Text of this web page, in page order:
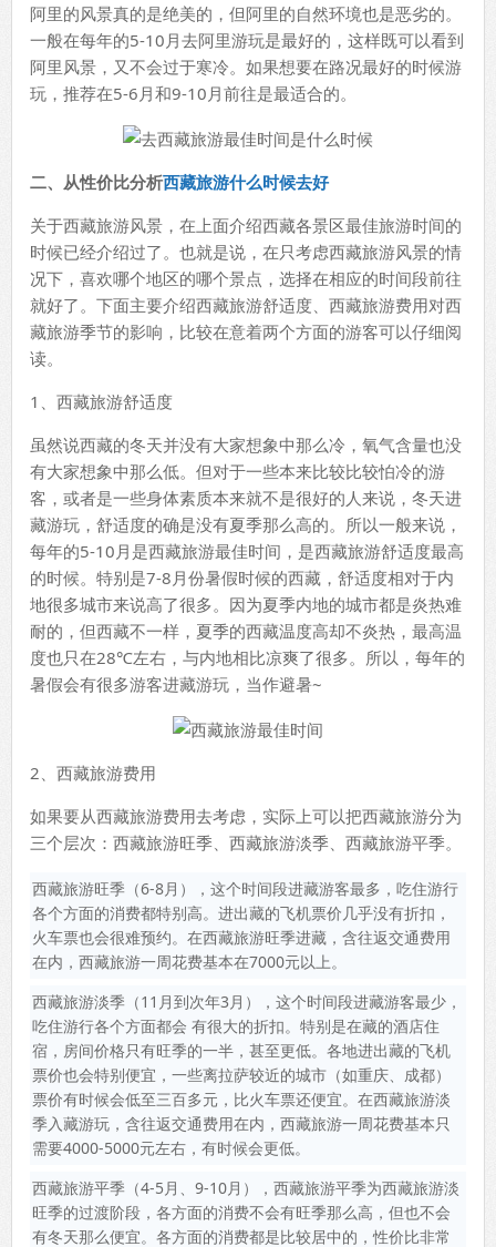
阿里的风景真的是绝美的，但阿里的自然环境也是恶劣的。
一般在每年的5-10月去阿里游玩是最好的，这样既可以看到
阿里风景，又不会过于寒冷。如果想要在路况最好的时候游
玩，推荐在5-6月和9-10月前往是最适合的。
二、从性价比分析西藏旅游什么时候去好
关于西藏旅游风景，在上面介绍西藏各景区最佳旅游时间的
时候已经介绍过了。也就是说，在只考虑西藏旅游风景的情
况下，喜欢哪个地区的哪个景点，选择在相应的时间段前往
就好了。下面主要介绍西藏旅游舒适度、西藏旅游费用对西
藏旅游季节的影响，比较在意着两个方面的游客可以仔细阅
读。
1、西藏旅游舒适度
虽然说西藏的冬天并没有大家想象中那么冷，氧气含量也没
有大家想象中那么低。但对于一些本来比较比较怕冷的游
客，或者是一些身体素质本来就不是很好的人来说，冬天进
藏游玩，舒适度的确是没有夏季那么高的。所以一般来说，
每年的5-10月是西藏旅游最佳时间，是西藏旅游舒适度最高
的时候。特别是7-8月份暑假时候的西藏，舒适度相对于内
地很多城市来说高了很多。因为夏季内地的城市都是炎热难
耐的，但西藏不一样，夏季的西藏温度高却不炎热，最高温
度也只在28℃左右，与内地相比凉爽了很多。所以，每年的
暑假会有很多游客进藏游玩，当作避暑~
2、西藏旅游费用
如果要从西藏旅游费用去考虑，实际上可以把西藏旅游分为
三个层次：西藏旅游旺季、西藏旅游淡季、西藏旅游平季。
西藏旅游旺季（6-8月），这个时间段进藏游客最多，吃住游行
各个方面的消费都特别高。进出藏的飞机票价几乎没有折扣，
火车票也会很难预约。在西藏旅游旺季进藏，含往返交通费用
在内，西藏旅游一周花费基本在7000元以上。
西藏旅游淡季（11月到次年3月），这个时间段进藏游客最少，
吃住游行各个方面都会 有很大的折扣。特别是在藏的酒店住
宿，房间价格只有旺季的一半，甚至更低。各地进出藏的飞机
票价也会特别便宜，一些离拉萨较近的城市（如重庆、成都）
票价有时候会低至三百多元，比火车票还便宜。在西藏旅游淡
季入藏游玩，含往返交通费用在内，西藏旅游一周花费基本只
需要4000-5000元左右，有时候会更低。
西藏旅游平季（4-5月、9-10月），西藏旅游平季为西藏旅游淡
旺季的过渡阶段，各方面的消费不会有旺季那么高，但也不会
有冬天那么便宜。各方面的消费都是比较居中的，性价比非常